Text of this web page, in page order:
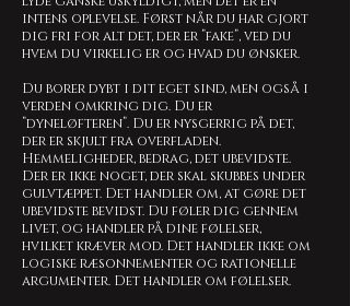
intens oplevelse. Først når du har gjort
dig fri for alt det, der er ”fake”, ved du
hvem du virkelig er og hvad du ønsker.
Du borer dybt i dit eget sind, men også i
verden omkring dig. Du er
”dyneløfteren”. Du er nysgerrig på det,
der er skjult fra overfladen.
Hemmeligheder, bedrag, det ubevidste.
Der er ikke noget, der skal skubbes under
gulvtæppet. Det handler om, at gøre det
ubevidste bevidst. Du føler dig gennem
livet, og handler på dine følelser,
hvilket kræver mod. Det handler ikke om
logiske ræsonnementer og rationelle
argumenter. Det handler om følelser.